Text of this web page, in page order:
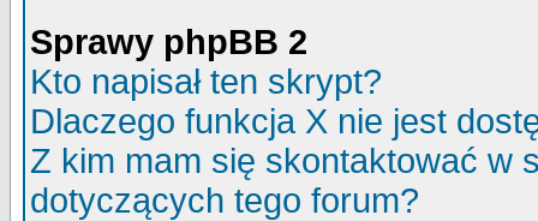
Sprawy phpBB 2
Kto napisał ten skrypt?
Dlaczego funkcja X nie jest
Z kim mam się skontaktować w
dotyczących tego forum?